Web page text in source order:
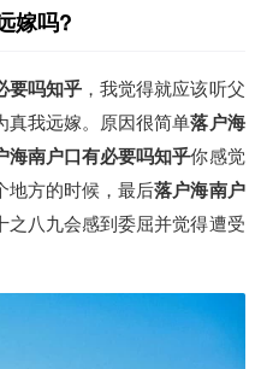
嫁吗?
要吗知乎 ，我觉得就应该听父
真我远嫁。原因很简单落户海
海南户口有必要吗知乎你感觉
地方的时候，最后落户海南户
之八九会感到委屈并觉得遭受